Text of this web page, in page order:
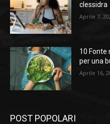
clessidra
Aprile 7,
10 Fonte
per una
Aprile 16,
POST POPOLARI